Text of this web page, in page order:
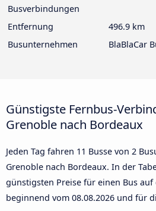
Busverbindungen
Entfernung
496.9 km
Busunternehmen
BlaBlaCar
Günstigste Fernbus-
Grenoble nach Bordeaux
Jeden Tag fahren 11 Busse von 2
Grenoble nach Bordeaux. In der
günstigsten Preise für einen Bus auf
beginnend vom 08.08.2026 und für